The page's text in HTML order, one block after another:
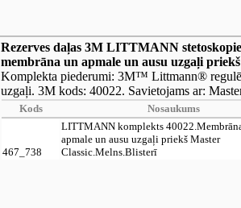
Rezerves daļas 3M LITTMANN
membrāna un apmale un ausu uzgaļi
Komplekta piederumi: 3M™ Littmann®
uzgaļi. 3M kods: 40022. Savietojams ar:
Kods Nosaukums
467_738
LITTMANN komplekts
apmale un ausu uzgaļi priekš Master
Classic.Melns.Blisterī